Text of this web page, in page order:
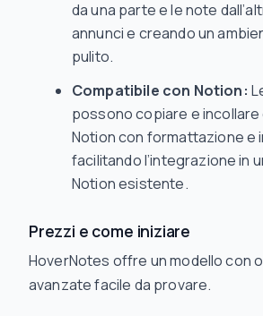
da una parte e le note
annunci e creando un
pulito.
Compatibile con Notion:
possono copiare e
Notion con formattazione e
facilitando l’integrazione in
Notion esistente.
Prezzi e come iniziare
HoverNotes offre un modello con
avanzate facile da provare.